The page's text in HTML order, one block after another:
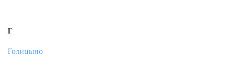
Г
Голицыно